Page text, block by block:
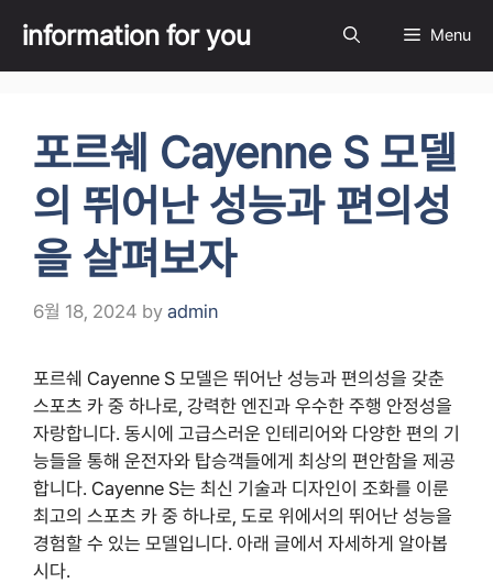
content
information for you Menu
포르쉐 Cayenne S 모델
의 뛰어난 성능과 편의성
을 살펴보자
6월 18, 2024 by admin
포르쉐 Cayenne S 모델은 뛰어난 성능과 편의성을 갖춘
스포츠 카 중 하나로, 강력한 엔진과 우수한 주행 안정성을
자랑합니다. 동시에 고급스러운 인테리어와 다양한 편의 기
능들을 통해 운전자와 탑승객들에게 최상의 편안함을 제공
합니다. Cayenne S는 최신 기술과 디자인이 조화를 이룬
최고의 스포츠 카 중 하나로, 도로 위에서의 뛰어난 성능을
경험할 수 있는 모델입니다. 아래 글에서 자세하게 알아봅
시다.